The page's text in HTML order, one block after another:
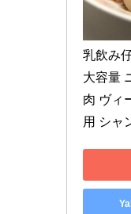
乳飲み
大容量
肉 ヴィ
用 シャ